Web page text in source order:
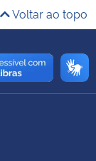
Voltar ao topo